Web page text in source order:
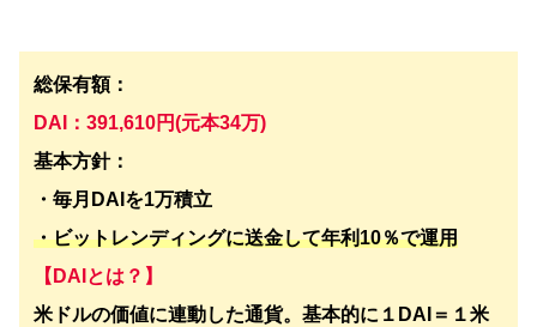
総保有額：
DAI：391,610円(元本34万)
基本方針：
・毎月DAIを1万積立
・ビットレンディングに送金して年利10％で運用
【DAIとは？】
米ドルの価値に連動した通貨。基本的に１DAI＝１米